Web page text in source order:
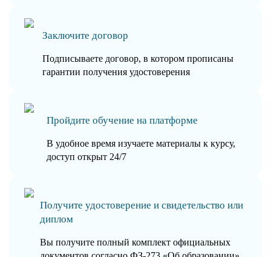
Заключите договор
Подписываете договор, в котором прописаны
гарантии получения удостоверения
Пройдите обучение на платформе
В удобное время изучаете материалы к курсу,
доступ открыт 24/7
Получите удостоверение и свидетельство или
диплом
Вы получите полный комплект официальных